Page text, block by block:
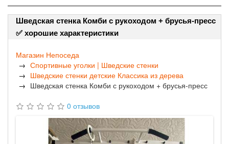
Шведская стенка Комби с рукоходом + брусья-пресс
✅ хорошие характеристики
Магазин Непоседа
Спортивные уголки | Шведские стенки
Шведские стенки детские Классика из дерева
Шведская стенка Комби с рукоходом + брусья-пресс
0 отзывов